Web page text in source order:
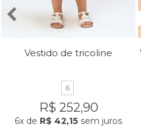
Vestido de tricoline
6
R$ 252,90
6x de R$ 42,15 sem juros